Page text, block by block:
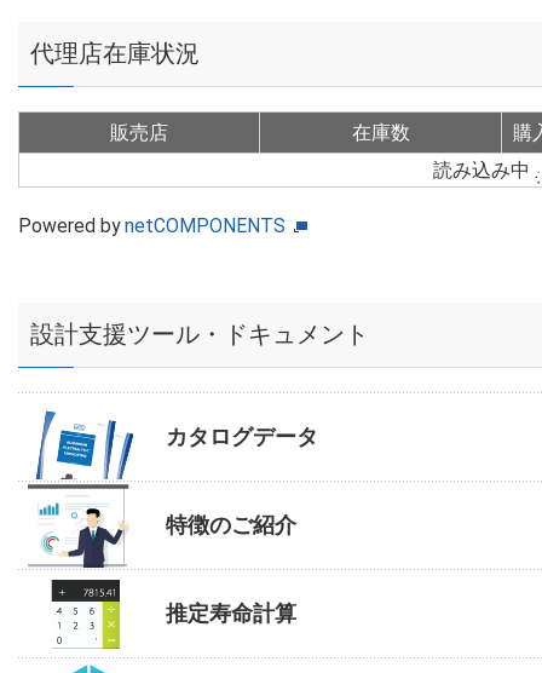
代理店在庫状況
販売店 在庫数
購
読み込み中
Powered bynetCOMPONENTS
設計支援ツール・ドキュメント
カタログデータ
特徴のご紹介
推定寿命計算